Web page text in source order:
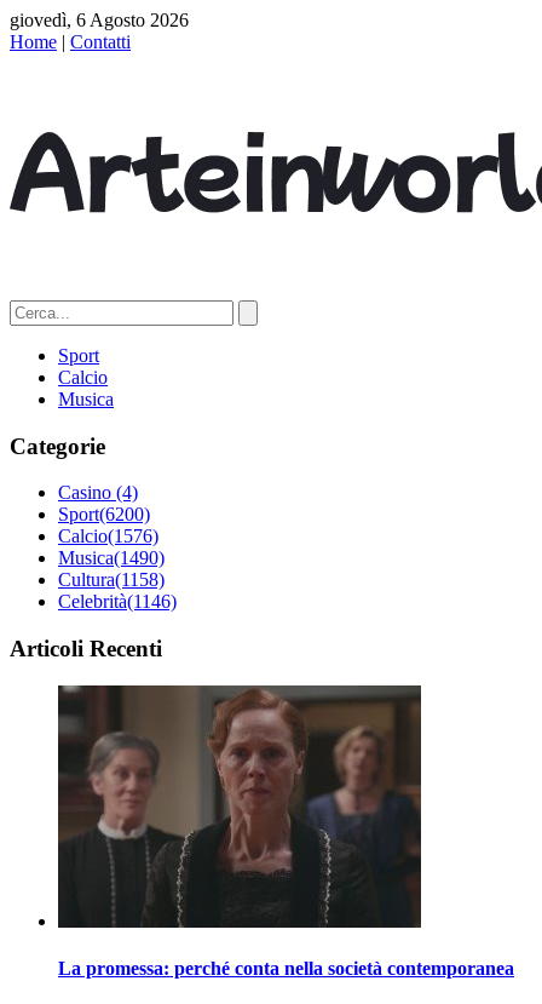
giovedì, 6 Agosto 2026
Home | Contatti
Sport
Calcio
Musica
Categorie
Casino (4)
Sport(6200)
Calcio(1576)
Musica(1490)
Cultura(1158)
Celebrità(1146)
Articoli Recenti
La promessa: perché conta nella società contemporanea